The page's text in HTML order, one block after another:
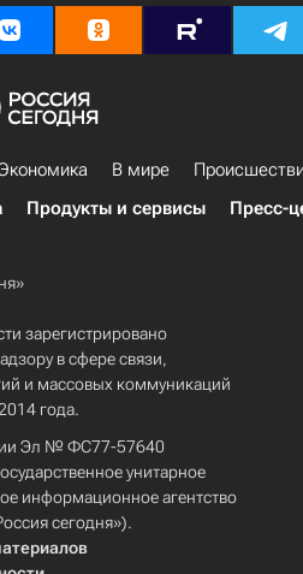
В мире
Продукты и сервисы Пресс-
зарегистрировано
в сфере связи,
и массовых коммуникаций
года.
Эл № ФС77-57640
унитарное
информационное агентство
сегодня»).